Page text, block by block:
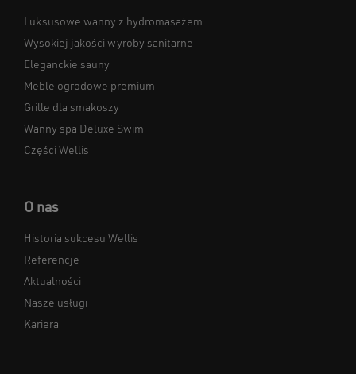
Luksusowe wanny z hydromasażem
Wysokiej jakości wyroby sanitarne
Eleganckie sauny
Meble ogrodowe premium
Grille dla smakoszy
Wanny spa Deluxe Swim
Części Wellis
O nas
Historia sukcesu Wellis
Referencje
Aktualności
Nasze usługi
Kariera